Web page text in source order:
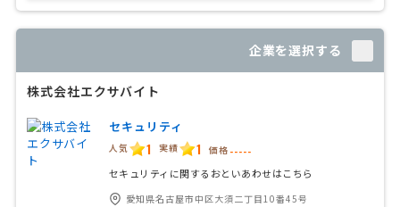
企業を選択する
株式会社エクサバイト
セキュリティ
人気 1 実績 1 価格 -----
セキュリティに関するおといあわせはこちら
愛知県名古屋市中区大須二丁目10番45号